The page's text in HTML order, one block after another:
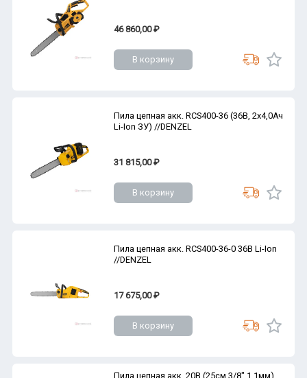
46 860,00 ₽
В корзину
Пила цепная акк. RCS400-36 (36В, 2х4,0Ач
Li-Ion ЗУ) //DENZEL
31 815,00 ₽
В корзину
Пила цепная акк. RCS400-36-0 36В Li-Ion
//DENZEL
17 675,00 ₽
В корзину
Пила цепная акк. 20В (25см,3/8",1,1мм)